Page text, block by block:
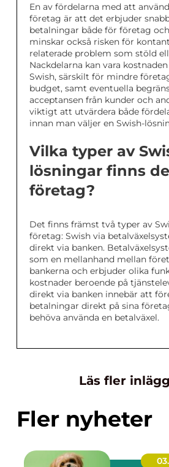
En av fördelarna med att
företag är att det erbjuder
betalningar både för företag
minskar också risken för
relaterade problem som stöld
Nackdelarna kan vara
Swish, särskilt för mindre
budget, samt eventuella
acceptansen från kunder och
viktigt att utvärdera både
innan man väljer en Swish-
Vilka typer av
lösningar finns
företag?
Det finns främst två typer av
företag: Swish via
direkt via banken.
som en mellanhand mellan
bankerna och erbjuder olika
kostnader beroende på
direkt via banken innebär att
betalningar direkt på sina
behöva använda en betalväxel.
Läs fler
Fler nyheter